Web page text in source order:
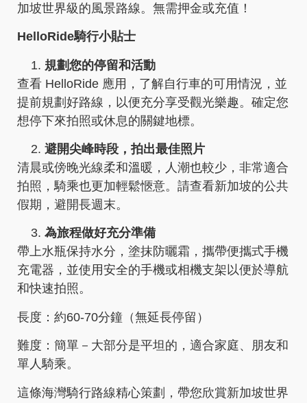
加坡世界級的風景路線。無需押金或充值！
HelloRide騎行小貼士
規劃您的停留和活動
查看 HelloRide 應用，了解自行車的可用情況，並
提前規劃好路線，以便充分享受觀光樂趣。確定您
想停下來拍照或休息的關鍵地標。
避開尖峰時段，拍出最佳照片
清晨或傍晚光線柔和溫暖，人潮也較少，非常適合
拍照，騎乘也更加輕鬆愜意。請查看新加坡的公共
假期，避開長週末。
為旅程做好充分準備
帶上水瓶保持水分，塗抹防曬霜，攜帶便攜式手機
充電器，並使用安全的手機或相機支架以便於導航
和快速拍照。
長度：約60-70分鐘（無延長停留）
難度：簡單－大部分是平坦的，適合家庭、朋友和
單人騎乘。
這條海灣騎行路線精心策劃，帶您欣賞新加坡世界